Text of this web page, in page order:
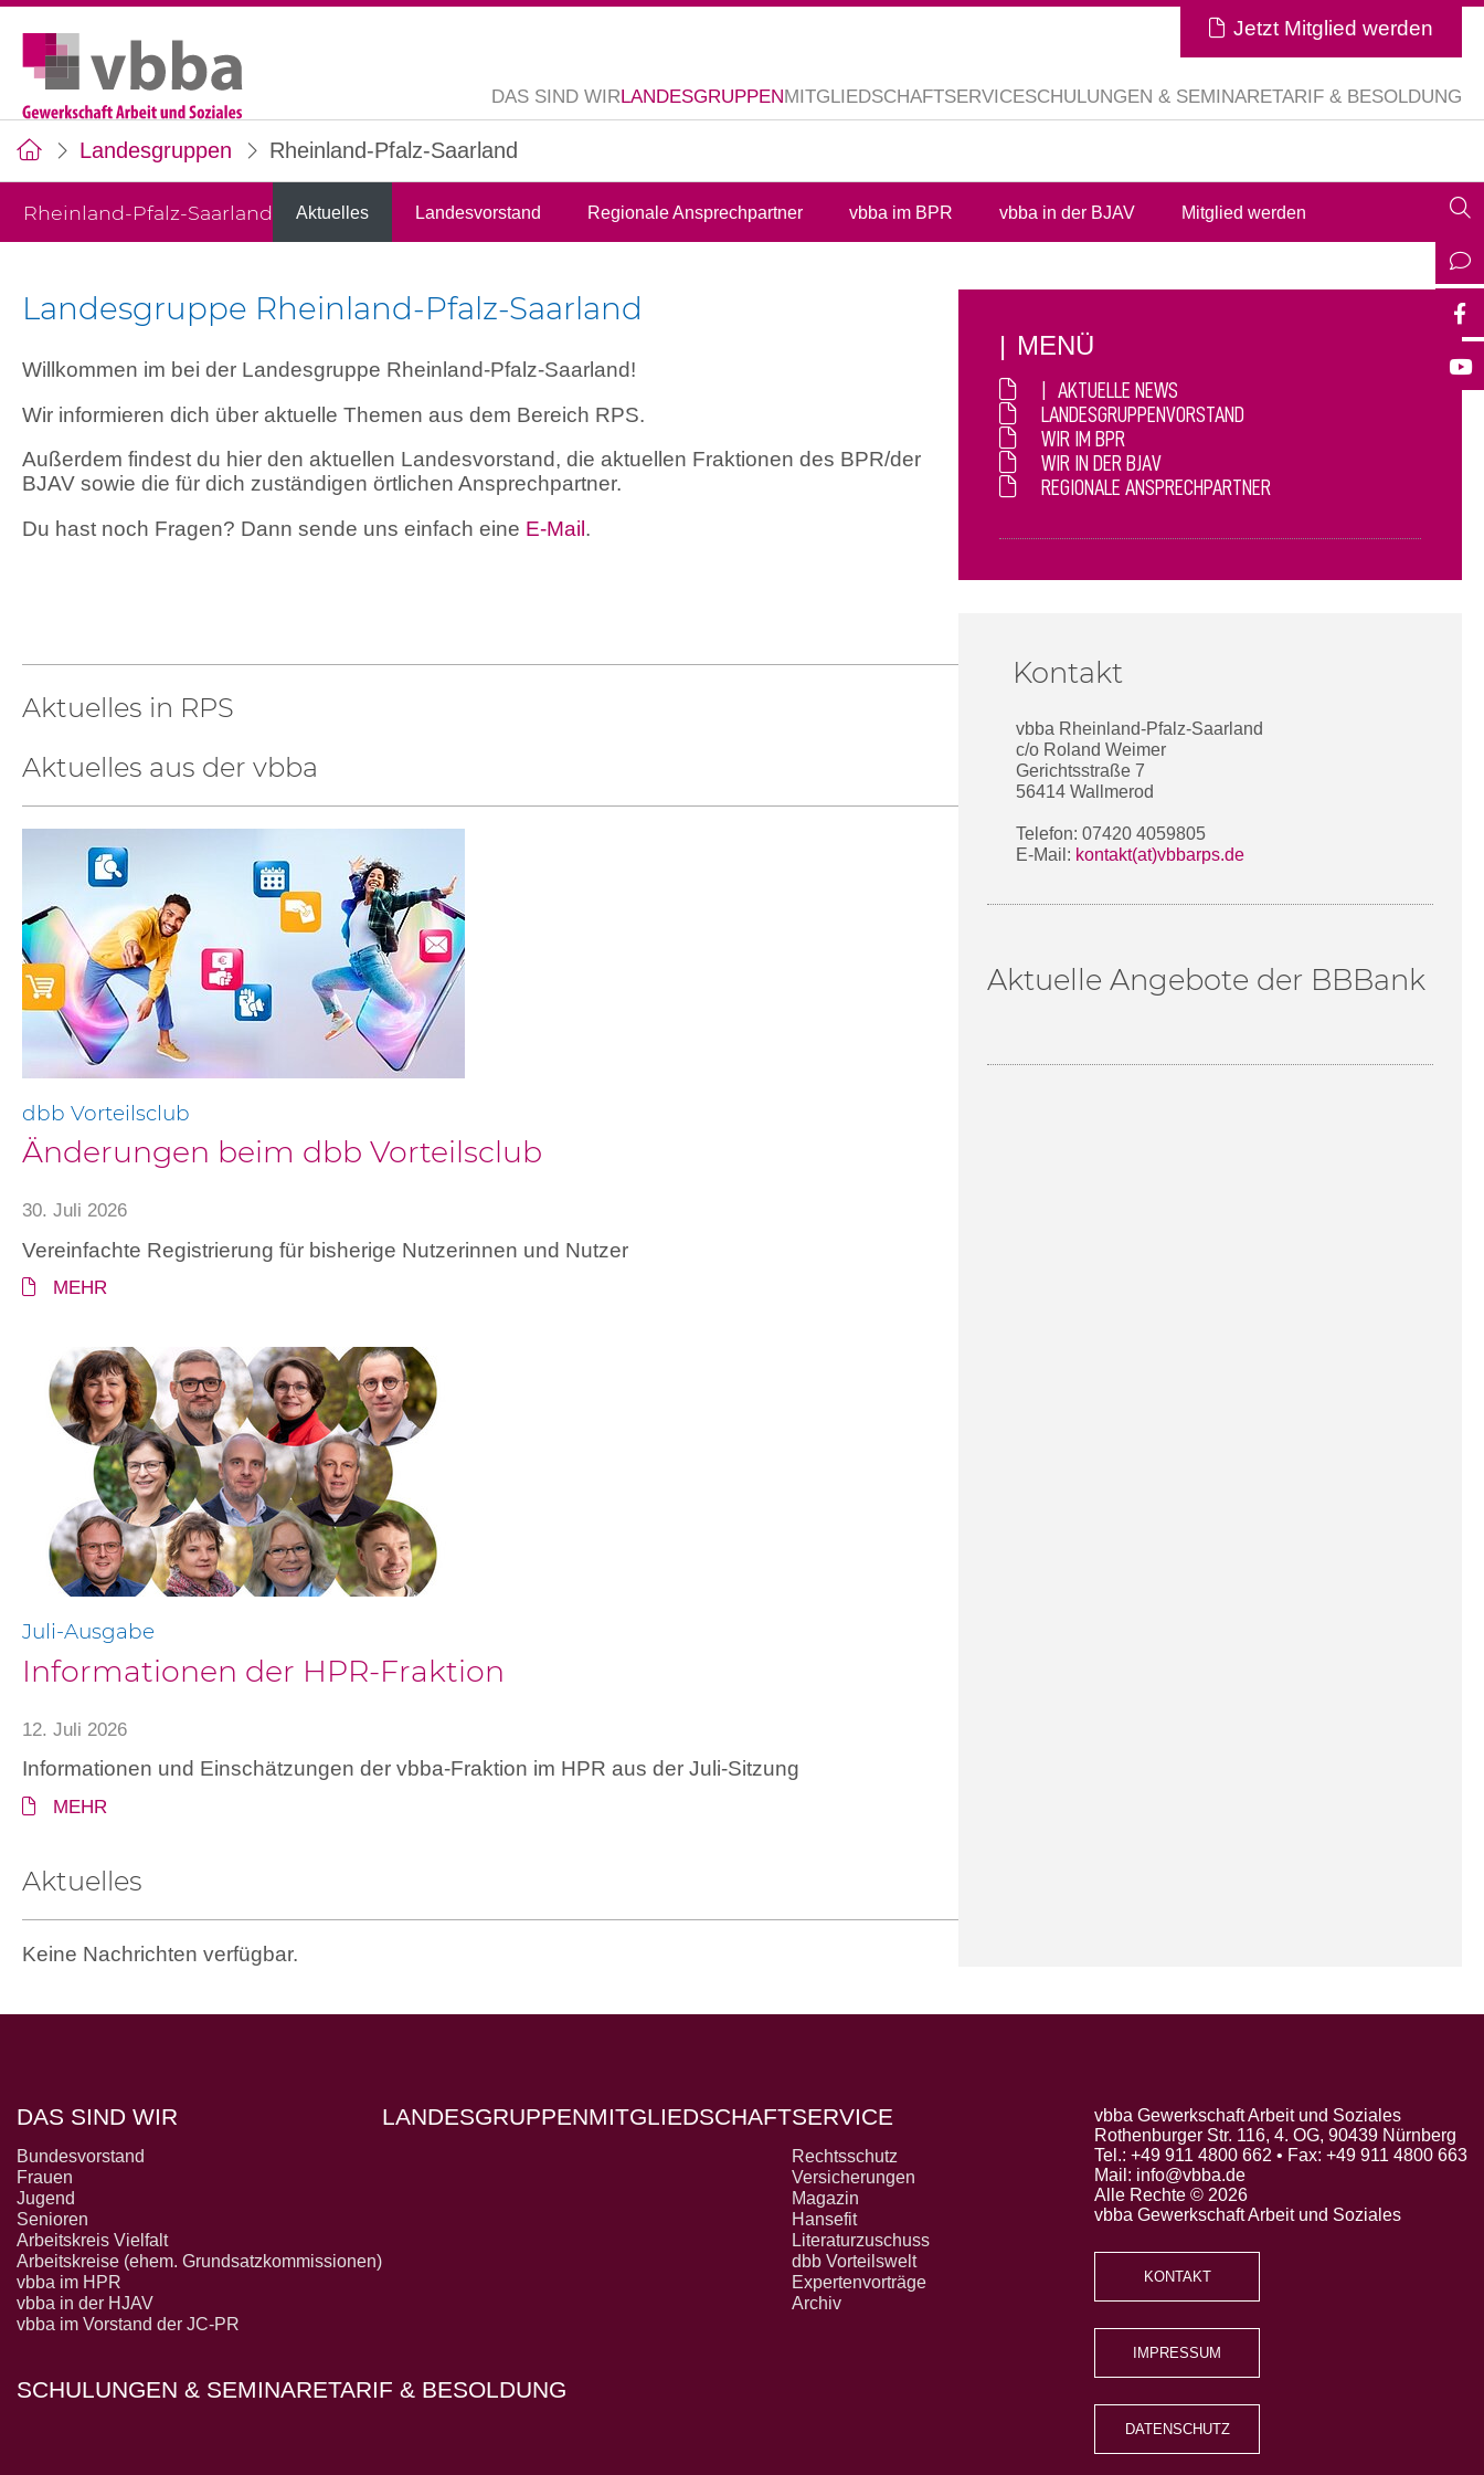
Jetzt Mitglied werden
DAS SIND WIRLANDESGRUPPENMITGLIEDSCHAFTSERVICESCHULUNGEN & SEMINARETARIF & BESOLDUNG
Landesgruppen Rheinland-Pfalz-Saarland
Rheinland-Pfalz-Saarland Aktuelles Landesvorstand Regionale Ansprechpartner vbba im BPR vbba in der BJAV Mitglied werden
Landesgruppe Rheinland-Pfalz-Saarland
Willkommen im bei der Landesgruppe Rheinland-Pfalz-Saarland!
Wir informieren dich über aktuelle Themen aus dem Bereich RPS.
Außerdem findest du hier den aktuellen Landesvorstand, die aktuellen Fraktionen des BPR/der
BJAV sowie die für dich zuständigen örtlichen Ansprechpartner.
Du hast noch Fragen? Dann sende uns einfach eine E-Mail.
Aktuelles in RPS
Aktuelles aus der vbba
dbb Vorteilsclub
Änderungen beim dbb Vorteilsclub
30. Juli 2026
Vereinfachte Registrierung für bisherige Nutzerinnen und Nutzer
MEHR
Juli-Ausgabe
Informationen der HPR-Fraktion
12. Juli 2026
Informationen und Einschätzungen der vbba-Fraktion im HPR aus der Juli-Sitzung
MEHR
Aktuelles
Keine Nachrichten verfügbar.
MENÜ
AKTUELLE NEWS
LANDESGRUPPENVORSTAND
WIR IM BPR
WIR IN DER BJAV
REGIONALE ANSPRECHPARTNER
Kontakt
vbba Rheinland-Pfalz-Saarland
c/o Roland Weimer
Gerichtsstraße 7
56414 Wallmerod
Telefon: 07420 4059805
E-Mail: kontakt(at)vbbarps.de
Aktuelle Angebote der BBBank
DAS SIND WIR
Bundesvorstand
Frauen
Jugend
Senioren
Arbeitskreis Vielfalt
Arbeitskreise (ehem. Grundsatzkommissionen)
vbba im HPR
vbba in der HJAV
vbba im Vorstand der JC-PR
LANDESGRUPPENMITGLIEDSCHAFTSERVICE
Rechtsschutz
Versicherungen
Magazin
Hansefit
Literaturzuschuss
dbb Vorteilswelt
Expertenvorträge
Archiv
SCHULUNGEN & SEMINARETARIF & BESOLDUNG
vbba Gewerkschaft Arbeit und Soziales
Rothenburger Str. 116, 4. OG, 90439 Nürnberg
Tel.: +49 911 4800 662 • Fax: +49 911 4800 663
Mail: info@vbba.de
Alle Rechte © 2026
vbba Gewerkschaft Arbeit und Soziales
KONTAKT
IMPRESSUM
DATENSCHUTZ